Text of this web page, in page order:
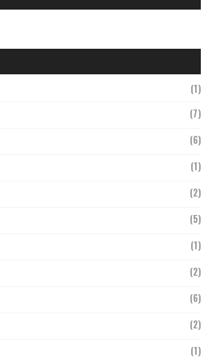
(1)
(7)
(6)
(1)
(2)
(5)
(1)
(2)
(6)
(2)
(1)